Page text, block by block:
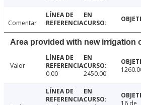
Comentar
Area provided with new irrigation
Valor
0.00
2450.00